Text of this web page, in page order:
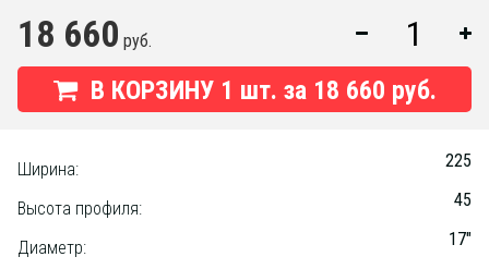
18 660 руб.
В КОРЗИНУ 1 шт. за 18 660 руб.
Ширина: 225
Высота профиля: 45
Диаметр:
17"